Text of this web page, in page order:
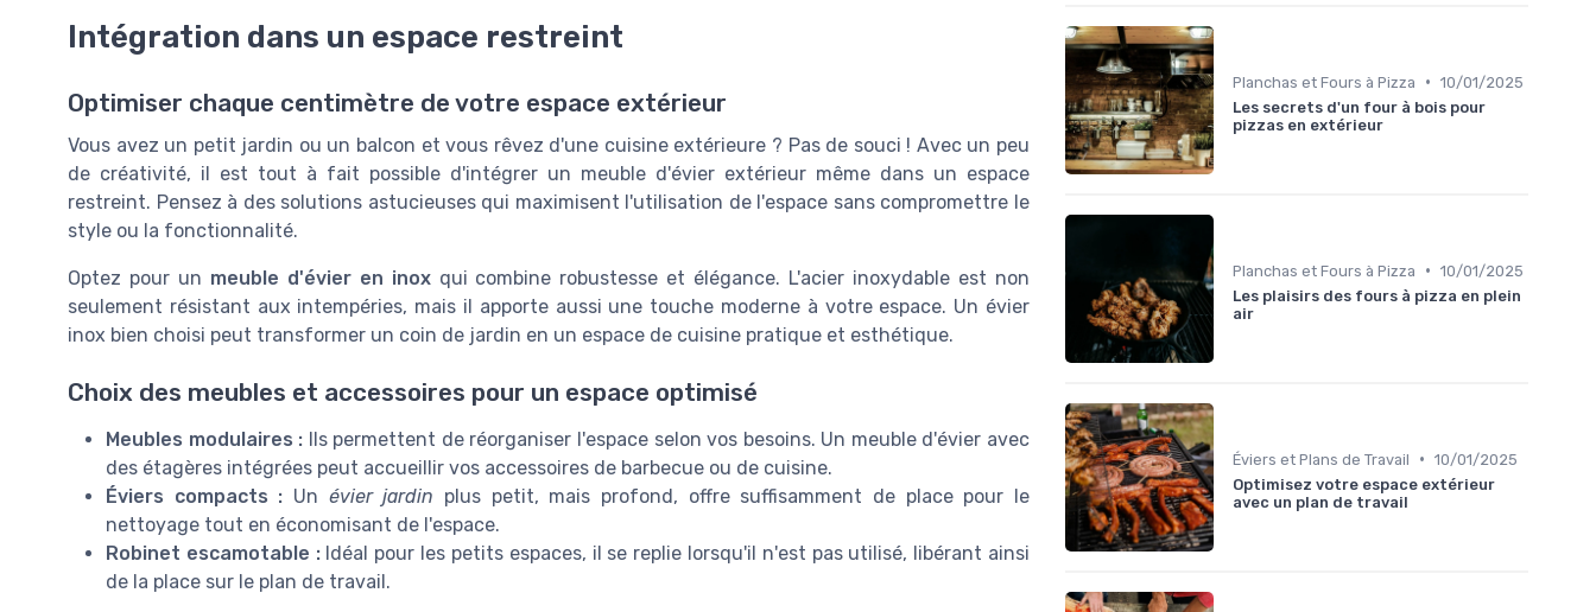
Intégration dans un espace restreint
Optimiser chaque centimètre de votre espace extérieur
Vous avez un petit jardin ou un balcon et vous rêvez d'une cuisine extérieure ? Pas de souci ! Avec un peu
de créativité, il est tout à fait possible d'intégrer un meuble d'évier extérieur même dans un espace
restreint. Pensez à des solutions astucieuses qui maximisent l'utilisation de l'espace sans compromettre le
style ou la fonctionnalité.
Optez pour un meuble d'évier en inoxqui combine robustesse et élégance. L'acier inoxydable est non
seulement résistant aux intempéries, mais il apporte aussi une touche moderne à votre espace. Un évier
inox bien choisi peut transformer un coin de jardin en un espace de cuisine pratique et esthétique.
Choix des meubles et accessoires pour un espace optimisé
Meubles modulaires : Ils permettent de réorganiser l'espace selon vos besoins. Un meuble d'évier avec
des étagères intégrées peut accueillir vos accessoires de barbecue ou de cuisine.
Éviers compacts : Un évier jardin plus petit, mais profond, offre suffisamment de place pour le
nettoyage tout en économisant de l'espace.
Robinet escamotable :Idéal pour les petits espaces, il se replie lorsqu'il n'est pas utilisé, libérant ainsi
de la place sur le plan de travail.
Planchas et Fours à Pizza • 10/01/2025
Les secrets d'un four à bois pour
pizzas en extérieur
Planchas et Fours à Pizza • 10/01/2025
Les plaisirs des fours à pizza en plein
air
Éviers et Plans de Travail • 10/01/2025
Optimisez votre espace extérieur
avec un plan de travail